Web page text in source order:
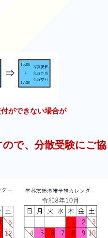
ができない場合が
で、分散受験にご協